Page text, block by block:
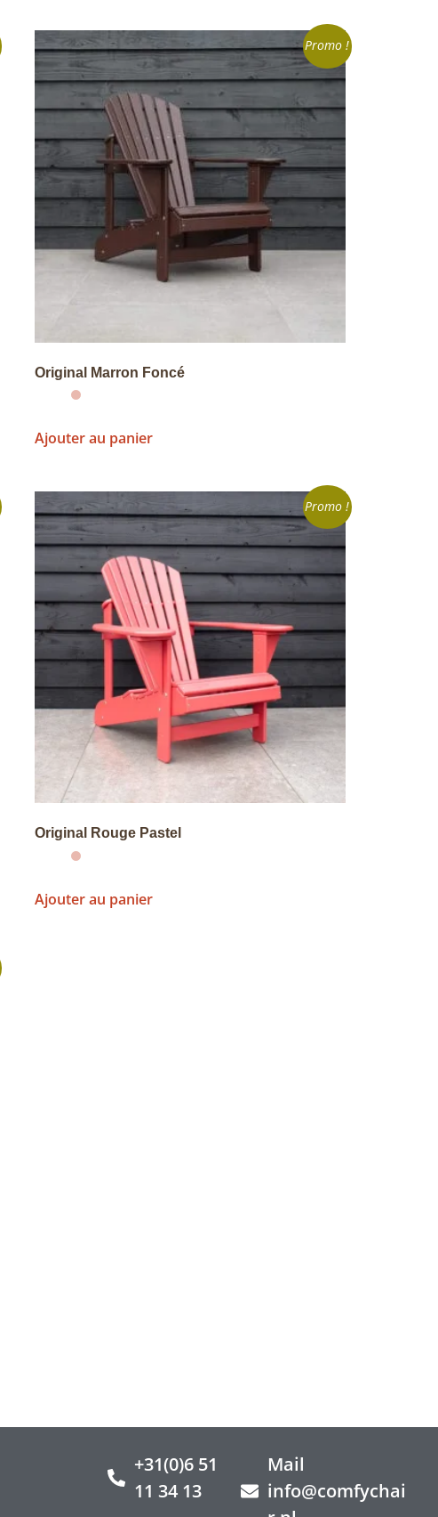
Promo !
Original Marron Foncé
Ajouter au panier
Promo !
Original Rouge Pastel
Ajouter au panier
+31(0)6 51
11 34 13
Mail
info@comfychai